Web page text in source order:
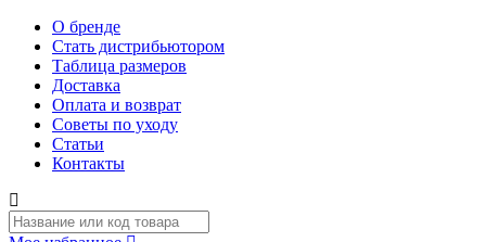
О бренде
Стать дистрибьютором
Таблица размеров
Доставка
Оплата и возврат
Советы по уходу
Статьи
Контакты